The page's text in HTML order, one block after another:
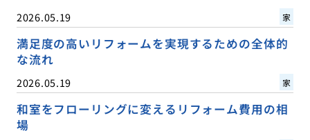
2026.05.19 家
満足度の高いリフォームを実現するための全体的
な流れ
2026.05.19 家
和室をフローリングに変えるリフォーム費用の相
場